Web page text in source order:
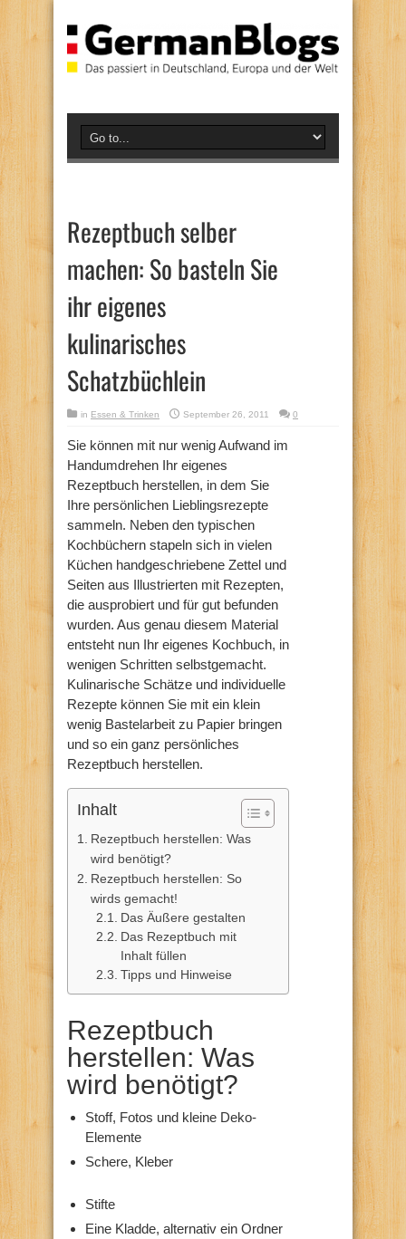
Rezeptbuch selber
machen: So basteln Sie
ihr eigenes
kulinarisches
Schatzbüchlein
in Essen & Trinken September 26, 2011 0
Sie können mit nur wenig Aufwand im
Handumdrehen Ihr eigenes
Rezeptbuch herstellen, in dem Sie
Ihre persönlichen Lieblingsrezepte
sammeln. Neben den typischen
Kochbüchern stapeln sich in vielen
Küchen handgeschriebene Zettel und
Seiten aus Illustrierten mit Rezepten,
die ausprobiert und für gut befunden
wurden. Aus genau diesem Material
entsteht nun Ihr eigenes Kochbuch, in
wenigen Schritten selbstgemacht.
Kulinarische Schätze und individuelle
Rezepte können Sie mit ein klein
wenig Bastelarbeit zu Papier bringen
und so ein ganz persönliches
Rezeptbuch herstellen.
Inhalt
Rezeptbuch herstellen: Was
wird benötigt?
Rezeptbuch herstellen: So
wirds gemacht!
Das Äußere gestalten
Das Rezeptbuch mit
Inhalt füllen
Tipps und Hinweise
Rezeptbuch
herstellen: Was
wird benötigt?
Stoff, Fotos und kleine Deko-
Elemente
Schere, Kleber
Stifte
Eine Kladde, alternativ ein Ordner